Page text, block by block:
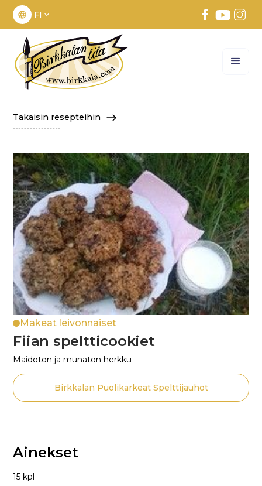
FI
Takaisin resepteihin
Makeat leivonnaiset
Fiian speltticookiet
Maidoton ja munaton herkku
Birkkalan Puolikarkeat Spelttijauhot
Ainekset
15 kpl